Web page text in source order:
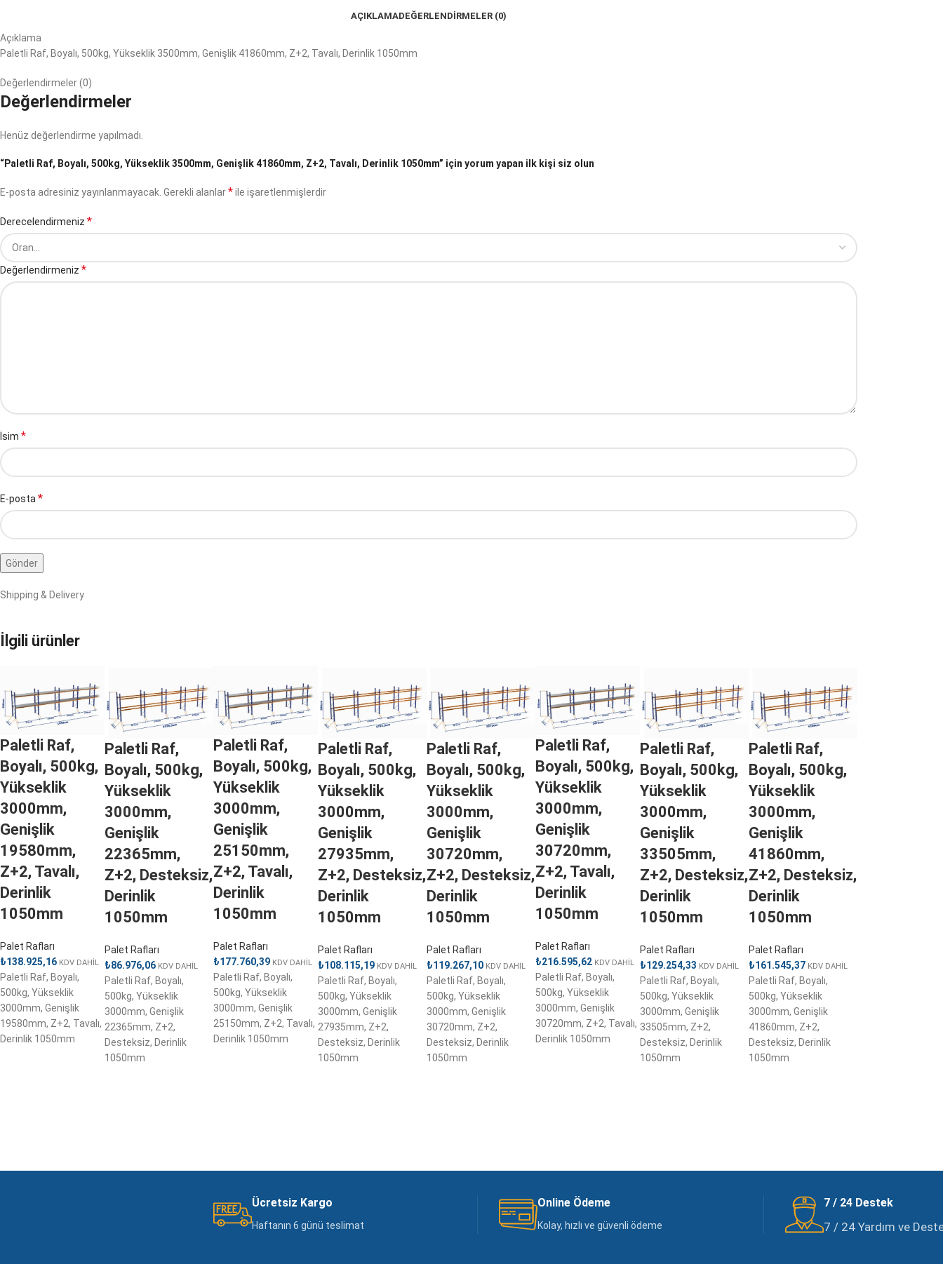
AÇIKLAMADEĞERLENDIRMELER (0)
Açıklama
Paletli Raf, Boyalı, 500kg, Yükseklik 3500mm, Genişlik 41860mm, Z+2, Tavalı, Derinlik 1050mm
Değerlendirmeler (0)
Değerlendirmeler
Henüz değerlendirme yapılmadı.
“Paletli Raf, Boyalı, 500kg, Yükseklik 3500mm, Genişlik 41860mm, Z+2, Tavalı, Derinlik 1050mm” için yorum yapan ilk kişi siz olun
E-posta adresiniz yayınlanmayacak. Gerekli alanlar*ile işaretlenmişlerdir
Derecelendirmeniz *
Değerlendirmeniz *
İsim *
E-posta *
Shipping & Delivery
İlgili ürünler
Paletli Raf,
Boyalı, 500kg,
Yükseklik
3000mm,
Genişlik
19580mm,
Z+2, Tavalı,
Derinlik
1050mm
Palet Rafları
₺138.925,16 KDV DAHİL
Paletli Raf, Boyalı,
500kg, Yükseklik
3000mm, Genişlik
19580mm, Z+2, Tavalı,
Derinlik 1050mm
Paletli Raf,
Boyalı, 500kg,
Yükseklik
3000mm,
Genişlik
22365mm,
Z+2, Desteksiz,
Derinlik
1050mm
Palet Rafları
₺86.976,06 KDV DAHİL
Paletli Raf, Boyalı,
500kg, Yükseklik
3000mm, Genişlik
22365mm, Z+2,
Desteksiz, Derinlik
1050mm
Paletli Raf,
Boyalı, 500kg,
Yükseklik
3000mm,
Genişlik
25150mm,
Z+2, Tavalı,
Derinlik
1050mm
Palet Rafları
₺177.760,39 KDV DAHİL
Paletli Raf, Boyalı,
500kg, Yükseklik
3000mm, Genişlik
25150mm, Z+2, Tavalı,
Derinlik 1050mm
Paletli Raf,
Boyalı, 500kg,
Yükseklik
3000mm,
Genişlik
27935mm,
Z+2, Desteksiz,
Derinlik
1050mm
Palet Rafları
₺108.115,19 KDV DAHİL
Paletli Raf, Boyalı,
500kg, Yükseklik
3000mm, Genişlik
27935mm, Z+2,
Desteksiz, Derinlik
1050mm
Paletli Raf,
Boyalı, 500kg,
Yükseklik
3000mm,
Genişlik
30720mm,
Z+2, Desteksiz,
Derinlik
1050mm
Palet Rafları
₺119.267,10 KDV DAHİL
Paletli Raf, Boyalı,
500kg, Yükseklik
3000mm, Genişlik
30720mm, Z+2,
Desteksiz, Derinlik
1050mm
Paletli Raf,
Boyalı, 500kg,
Yükseklik
3000mm,
Genişlik
30720mm,
Z+2, Tavalı,
Derinlik
1050mm
Palet Rafları
₺216.595,62 KDV DAHİL
Paletli Raf, Boyalı,
500kg, Yükseklik
3000mm, Genişlik
30720mm, Z+2, Tavalı,
Derinlik 1050mm
Paletli Raf,
Boyalı, 500kg,
Yükseklik
3000mm,
Genişlik
33505mm,
Z+2, Desteksiz,
Derinlik
1050mm
Palet Rafları
₺129.254,33 KDV DAHİL
Paletli Raf, Boyalı,
500kg, Yükseklik
3000mm, Genişlik
33505mm, Z+2,
Desteksiz, Derinlik
1050mm
Paletli Raf,
Boyalı, 500kg,
Yükseklik
3000mm,
Genişlik
41860mm,
Z+2, Desteksiz,
Derinlik
1050mm
Palet Rafları
₺161.545,37 KDV DAHİL
Paletli Raf, Boyalı,
500kg, Yükseklik
3000mm, Genişlik
41860mm, Z+2,
Desteksiz, Derinlik
1050mm
Ücretsiz Kargo
Haftanın 6 günü teslimat
Online Ödeme
Kolay, hızlı ve güvenli ödeme
7 / 24 Destek
7 / 24 Yardım ve